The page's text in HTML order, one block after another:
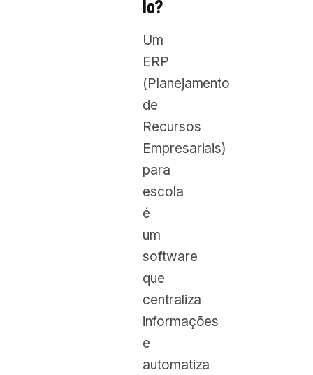
lo?
Um
ERP
(Planejamento
de
Recursos
Empresariais)
para
escola
é
um
software
que
centraliza
informações
e
automatiza